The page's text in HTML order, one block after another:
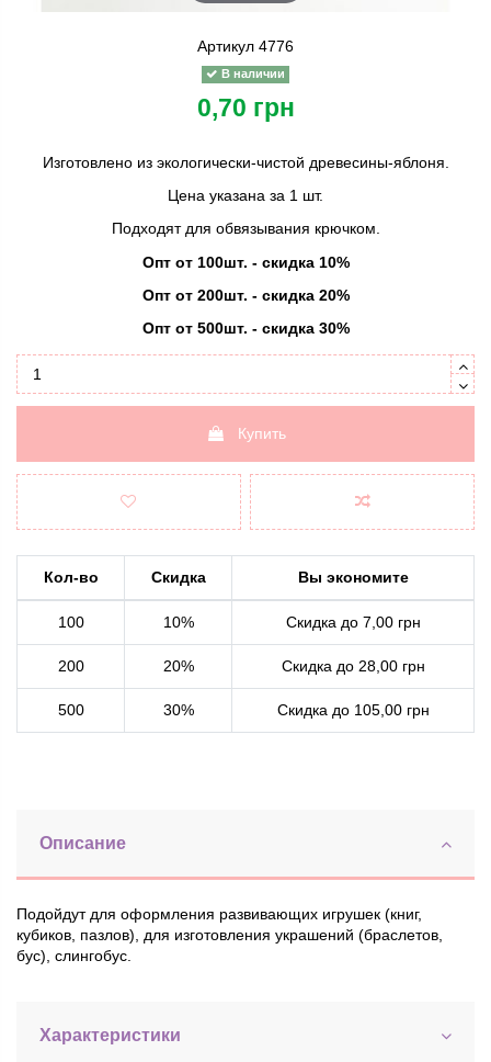
Артикул 4776
В наличии
0,70 грн
Изготовлено из экологически-чистой древесины-яблоня.
Цена указана за 1 шт.
Подходят для обвязывания крючком.
Опт от 100шт. - скидка 10%
Опт от 200шт. - скидка 20%
Опт от 500шт. - скидка 30%
Купить
Кол-во Скидка Вы экономите
100 10% Скидка до 7,00 грн
200 20% Скидка до 28,00 грн
500 30% Скидка до 105,00 грн
Описание
Подойдут для оформления развивающих игрушек (книг,
кубиков, пазлов), для изготовления украшений (браслетов,
бус), слингобус.
Характеристики